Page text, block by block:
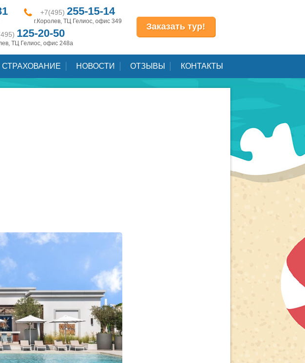
+7(495) 255-15-14
г.Королев, ТЦ Гелиос, офис 349
125-20-50
ТЦ Гелиос, офис 248а
Заказать тур!
СТРАХОВАНИЕ НОВОСТИ ОТЗЫВЫ КОНТАКТЫ